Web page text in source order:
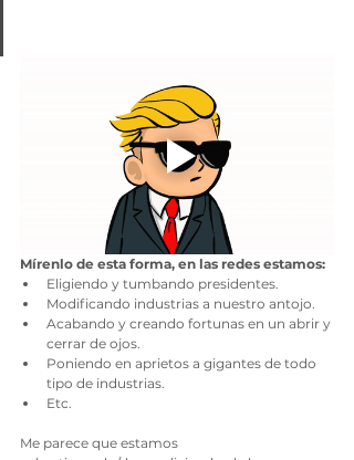
Mírenlo de esta forma, en las redes estamos:
Eligiendo y tumbando presidentes.
Modificando industrias a nuestro antojo.
Acabando y creando fortunas en un abrir y
cerrar de ojos.
Poniendo en aprietos a gigantes de todo
tipo de industrias.
Etc.
Me parece que estamos